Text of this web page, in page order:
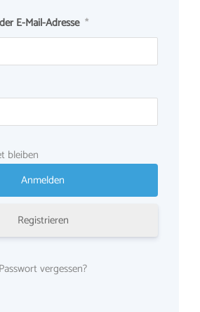
E-Mail-Adresse *
bleiben
Registrieren
Passwort vergessen?